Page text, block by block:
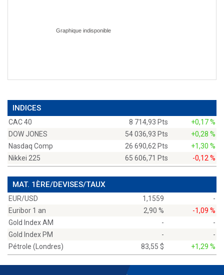
INDICES
CAC 40 8 714,93 Pts
+0,17 %
DOW JONES
54 036,93 Pts
+0,28 %
Nasdaq Comp
26 690,62 Pts
+1,30 %
Nikkei 225
65 606,71 Pts -0,12 %
MAT. 1ÈRE/DEVISES/TAUX
EUR/USD 1,1559
-
Euribor 1 an
2,90 %
-1,09 %
Gold Index AM
-
-
Gold Index PM
-
-
Pétrole (Londres)
83,55 $ +1,29 %